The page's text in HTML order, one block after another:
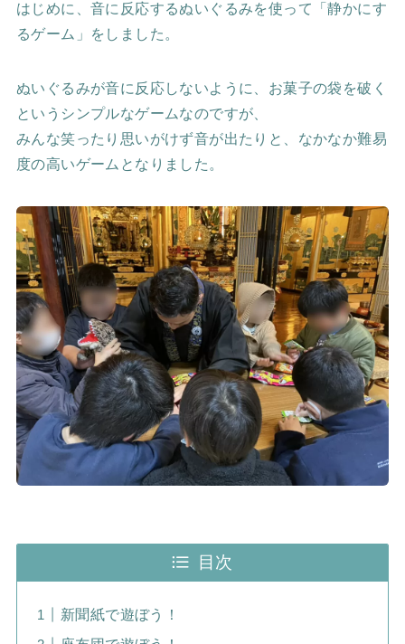
はじめに、音に反応するぬいぐるみを使って「静かにす
るゲーム」をしました。
ぬいぐるみが音に反応しないように、お菓子の袋を破く
というシンプルなゲームなのですが、
みんな笑ったり思いがけず音が出たりと、なかなか難易
度の高いゲームとなりました。
目次
新聞紙で遊ぼう！